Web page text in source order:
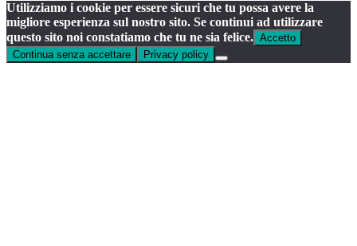
Utilizziamo i cookie per essere sicuri che tu possa avere la
migliore esperienza sul nostro sito. Se continui ad utilizzare
questo sito noi constatiamo che tu ne sia felice. Accetto
Continua senza accettare
Privacy policy